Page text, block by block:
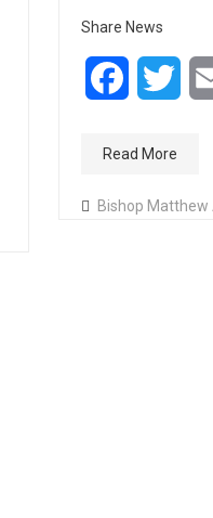
Share News
Facebook
Read More
Bishop Matthew